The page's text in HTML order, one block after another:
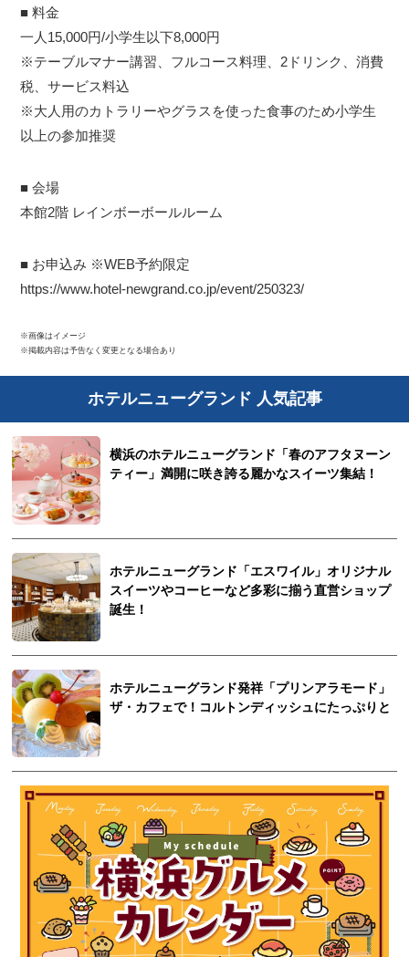
■ 料金
一人15,000円/小学生以下8,000円
※テーブルマナー講習、フルコース料理、2ドリンク、消費
税、サービス料込
※大人用のカトラリーやグラスを使った食事のため小学生
以上の参加推奨
■ 会場
本館2階 レインボーボールルーム
■ お申込み ※WEB予約限定
https://www.hotel-newgrand.co.jp/event/250323/
※画像はイメージ
※掲載内容は予告なく変更となる場合あり
ホテルニューグランド 人気記事
横浜のホテルニューグランド「春のアフタヌーン
ティー」満開に咲き誇る麗かなスイーツ集結！
ホテルニューグランド「エスワイル」オリジナル
スイーツやコーヒーなど多彩に揃う直営ショップ
誕生！
ホテルニューグランド発祥「プリンアラモード」
ザ・カフェで！コルトンディッシュにたっぷりと